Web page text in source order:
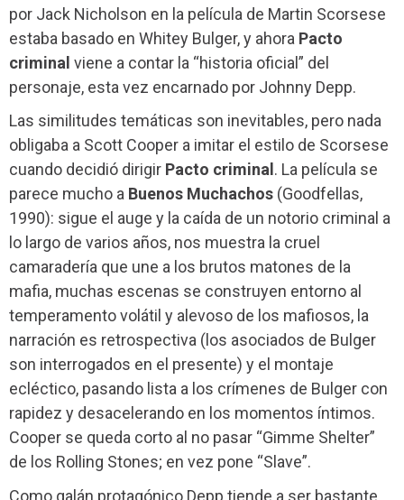
por Jack Nicholson en la película de Martin Scorsese
estaba basado en Whitey Bulger, y ahora Pacto
criminal viene a contar la “historia oficial” del
personaje, esta vez encarnado por Johnny Depp.
Las similitudes temáticas son inevitables, pero nada
obligaba a Scott Cooper a imitar el estilo de Scorsese
cuando decidió dirigir Pacto criminal . La película se
parece mucho a Buenos Muchachos (Goodfellas,
1990): sigue el auge y la caída de un notorio criminal a
lo largo de varios años, nos muestra la cruel
camaradería que une a los brutos matones de la
mafia, muchas escenas se construyen entorno al
temperamento volátil y alevoso de los mafiosos, la
narración es retrospectiva (los asociados de Bulger
son interrogados en el presente) y el montaje
ecléctico, pasando lista a los crímenes de Bulger con
rapidez y desacelerando en los momentos íntimos.
Cooper se queda corto al no pasar “Gimme Shelter”
de los Rolling Stones; en vez pone “Slave”.
Como galán protagónico Depp tiende a ser bastante